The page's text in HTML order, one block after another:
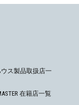
ス製品取扱店一
在籍店一覧